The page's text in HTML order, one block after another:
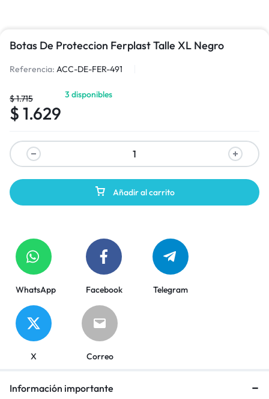
Botas De Proteccion Ferplast Talle XL Negro
Referencia: ACC-DE-FER-491
$1.715
$ 1.629
3 disponibles
Añadir al carrito
WhatsApp Facebook Telegram
X Correo
Información importante